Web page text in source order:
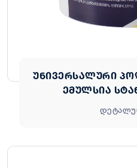
უნივერსალური
ემულსია